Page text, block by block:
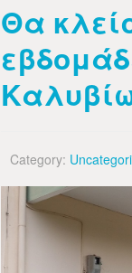
Θα
Category: